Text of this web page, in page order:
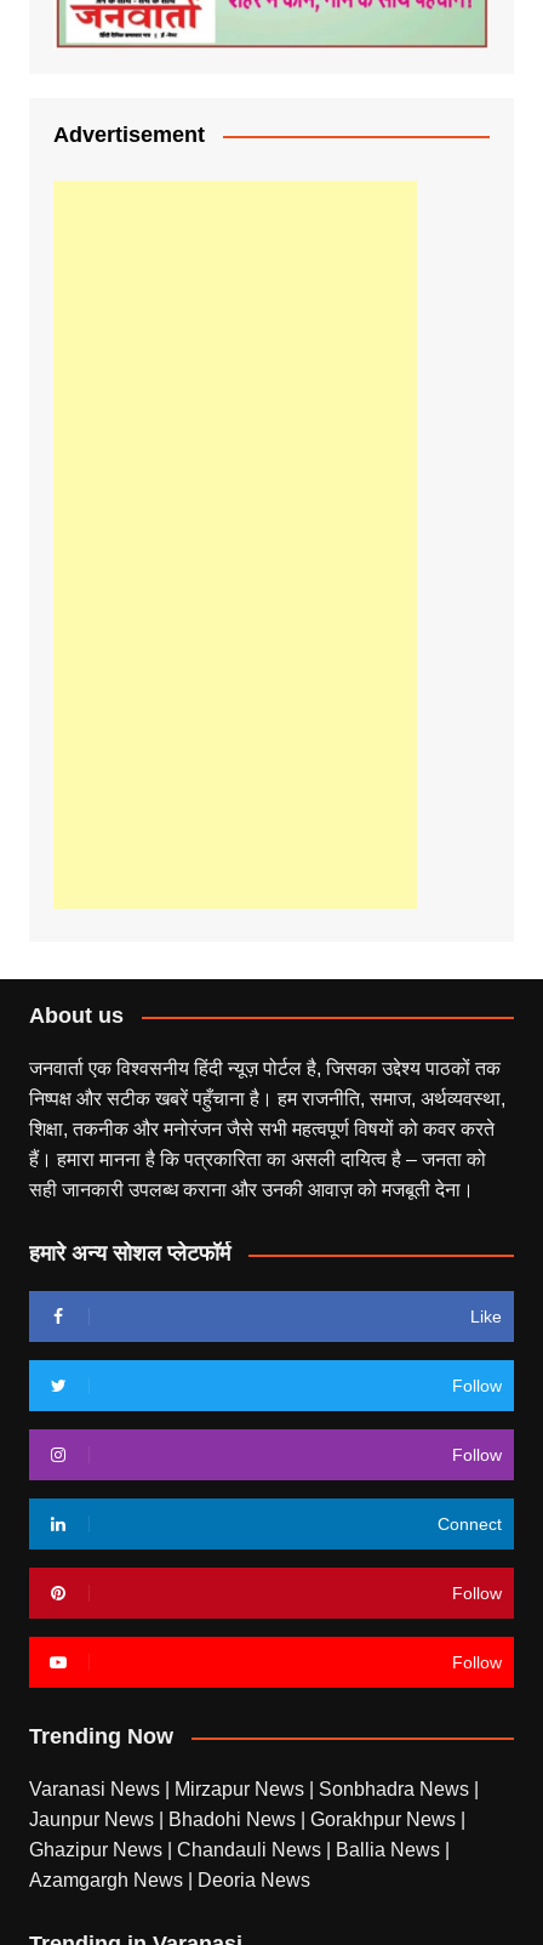
Advertisement
About us
जनवार्ता एक विश्वसनीय हिंदी न्यूज़ पोर्टल है, जिसका उद्देश्य पाठकों तक
निष्पक्ष और सटीक खबरें पहुँचाना है। हम राजनीति, समाज, अर्थव्यवस्था,
शिक्षा, तकनीक और मनोरंजन जैसे सभी महत्वपूर्ण विषयों को कवर करते
हैं। हमारा मानना है कि पत्रकारिता का असली दायित्व है – जनता को
सही जानकारी उपलब्ध कराना और उनकी आवाज़ को मजबूती देना।
हमारे अन्य सोशल प्लेटफॉर्म
Like
Follow
Follow
Connect
Follow
Follow
Trending Now
Varanasi News Mirzapur News Sonbhadra News
Jaunpur News
Bhadohi News Gorakhpur News
Ghazipur News
Chandauli News Ballia News
Azamgargh News
Deoria News